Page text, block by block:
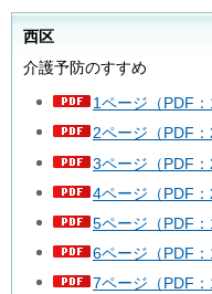
西区
介護予防のすすめ
1ページ（PDF：
2ページ（PDF：
3ページ（PDF：
4ページ（PDF：
5ページ（PDF：
6ページ（PDF：
7ページ（PDF：